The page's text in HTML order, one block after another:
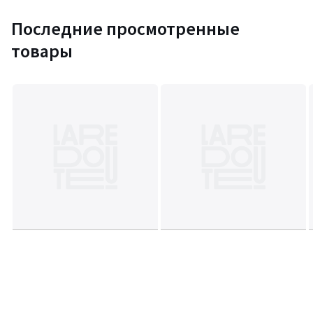
Последние просмотренные
товары